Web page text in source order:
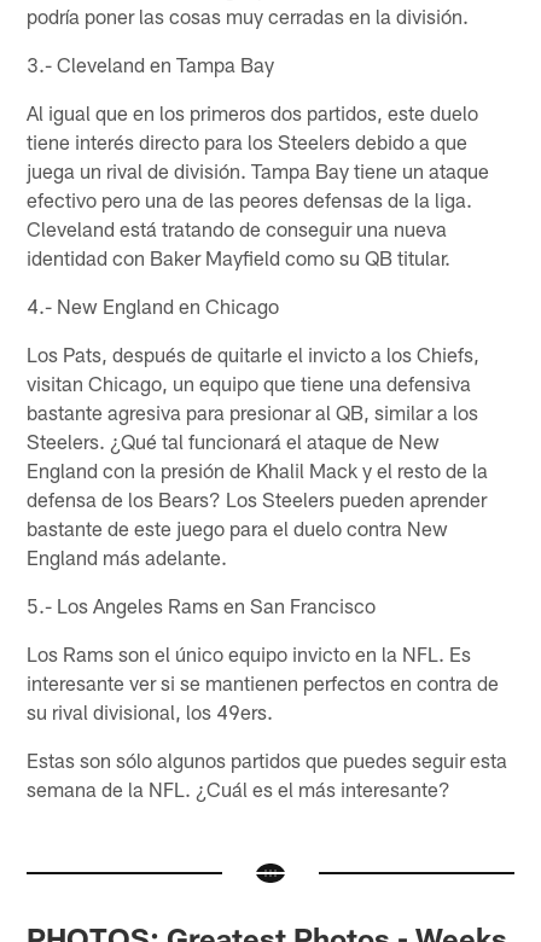
podría poner las cosas muy cerradas en la división.
3.- Cleveland en Tampa Bay
Al igual que en los primeros dos partidos, este duelo
tiene interés directo para los Steelers debido a que
juega un rival de división. Tampa Bay tiene un ataque
efectivo pero una de las peores defensas de la liga.
Cleveland está tratando de conseguir una nueva
identidad con Baker Mayfield como su QB titular.
4.- New England en Chicago
Los Pats, después de quitarle el invicto a los Chiefs,
visitan Chicago, un equipo que tiene una defensiva
bastante agresiva para presionar al QB, similar a los
Steelers. ¿Qué tal funcionará el ataque de New
England con la presión de Khalil Mack y el resto de la
defensa de los Bears? Los Steelers pueden aprender
bastante de este juego para el duelo contra New
England más adelante.
5.- Los Angeles Rams en San Francisco
Los Rams son el único equipo invicto en la NFL. Es
interesante ver si se mantienen perfectos en contra de
su rival divisional, los 49ers.
Estas son sólo algunos partidos que puedes seguir esta
semana de la NFL. ¿Cuál es el más interesante?